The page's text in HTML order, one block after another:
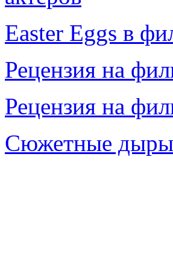
Easter Eggs в
Рецензия на
Рецензия на
Сюжетные дыры